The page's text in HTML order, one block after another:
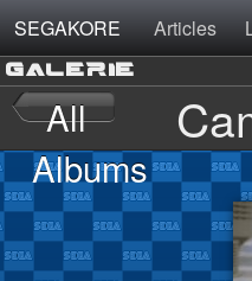
SEGAKORE Articles
GALERIE